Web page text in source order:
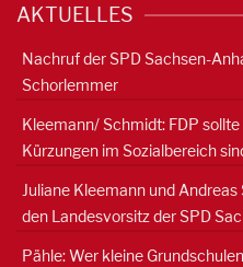
AKTUELLES
Nachruf der SPD Sachsen-
Schorlemmer
Kleemann/ Schmidt: FDP
Kürzungen im Sozialbereich
Juliane Kleemann und
den Landesvorsitz der SPD
Pähle: Wer kleine